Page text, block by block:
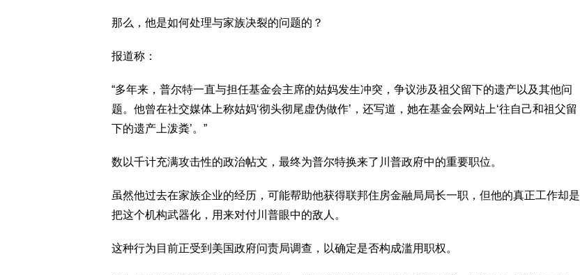
那么，他是如何处理与家族决裂的问题的？
报道称：
“多年来，普尔特一直与担任基金会主席的姑妈发生冲突，争议涉及祖父留下的遗产以及其他问
题。他曾在社交媒体上称姑妈‘彻头彻尾虚伪做作’，还写道，她在基金会网站上‘往自己和祖父留
下的遗产上泼粪’。”
数以千计充满攻击性的政治帖文，最终为普尔特换来了川普政府中的重要职位。
虽然他过去在家族企业的经历，可能帮助他获得联邦住房金融局局长一职，但他的真正工作却是
把这个机构武器化，用来对付川普眼中的敌人。
这种行为目前正受到美国政府问责局调查，以确定是否构成滥用职权。